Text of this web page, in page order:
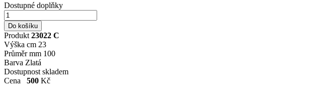
Dostupné doplňky
Produkt 23022 C
Výška cm 23
Průměr mm 100
Barva Zlatá
Dostupnost skladem
Cena
500 Kč